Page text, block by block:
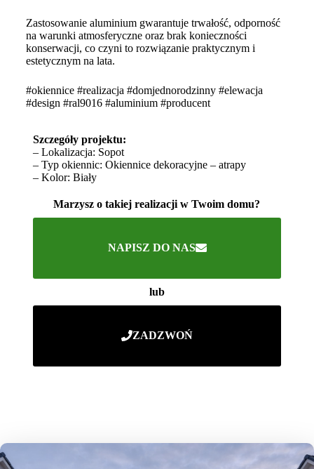
Zastosowanie aluminium gwarantuje trwałość, odporność
na warunki atmosferyczne oraz brak konieczności
konserwacji, co czyni to rozwiązanie praktycznym i
estetycznym na lata.
#okiennice #realizacja #domjednorodzinny #elewacja
#design #ral9016 #aluminium #producent
Szczegóły projektu:
– Lokalizacja: Sopot
– Typ okiennic: Okiennice dekoracyjne – atrapy
– Kolor: Biały
Marzysz o takiej realizacji w Twoim domu?
NAPISZ DO NAS
lub
ZADZWOŃ